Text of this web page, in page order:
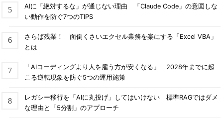
AIに「絶対するな」が通じない理由 「Claude Code」の意図しな
い動作を防ぐ7つのTIPS
さらば残業！ 面倒くさいエクセル業務を楽にする「Excel VBA」
とは
「AIコーディングより人を雇う方が安くなる」 2028年までに起
こる逆転現象を防ぐ5つの運用施策
レガシー移行を「AIに丸投げ」してはいけない 標準RAGではダメ
な理由と「5分割」のアプローチ